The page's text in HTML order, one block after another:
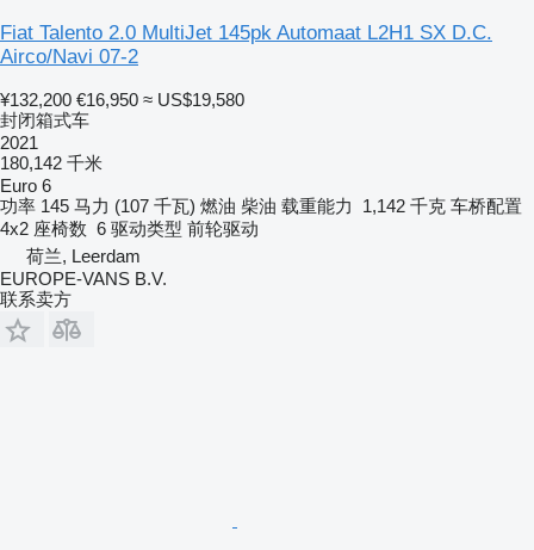
Fiat Talento 2.0 MultiJet 145pk Automaat L2H1 SX D.C.
Airco/Navi 07-2
¥132,200 €16,950 ≈ US$19,580
封闭箱式车
2021
180,142 千米
Euro 6
功率 145 马力 (107 千瓦) 燃油 柴油 载重能力 1,142 千克 车桥配置
4x2 座椅数 6 驱动类型 前轮驱动
荷兰, Leerdam
EUROPE-VANS B.V.
联系卖方